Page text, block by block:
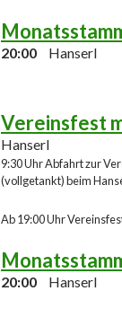
20:00 Hanserl
Vereinsfest
Hanserl
9:30 Uhr Abfahrt zur
(vollgetankt) beim
Ab 19:00 Uhr
20:00 Hanserl